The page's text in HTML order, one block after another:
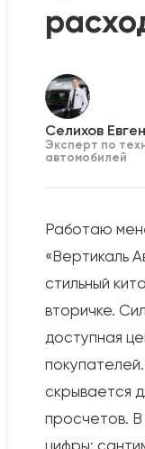
Селихов
Эксперт по
автомобилей
Работаю
«Вертикаль
стильный
вторичке.
доступная
скрывается
просчетов.
цифры: